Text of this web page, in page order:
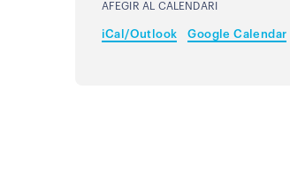
AFEGIR AL CALENDARI
iCal/Outlook Google Calendar